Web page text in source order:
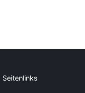
Seitenlinks